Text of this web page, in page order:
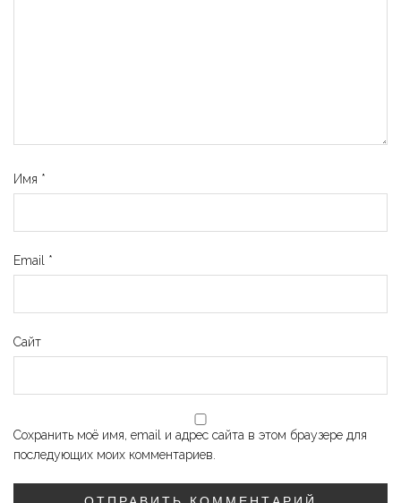
Имя *
Email *
Сайт
Сохранить моё имя, email и адрес сайта в этом браузере для
последующих моих комментариев.